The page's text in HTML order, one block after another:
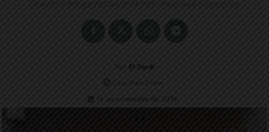
Una altra botiga històrica de referència que desapareix
Per El Jardí
Less than 1 min.
14 de novembre de 2019